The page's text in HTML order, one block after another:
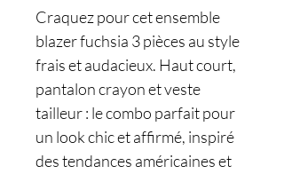
Craquez pour cet ensemble
blazer fuchsia 3 pièces au style
frais et audacieux. Haut court,
pantalon crayon et veste
tailleur : le combo parfait pour
un look chic et affirmé, inspiré
des tendances américaines et